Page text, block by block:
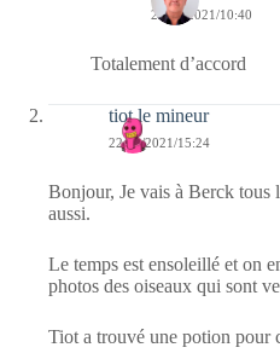
24/01/2021/10:40
Totalement d’accord
tiot le mineur
22/01/2021/15:24
Bonjour, Je vais à Berck tous
aussi.
Le temps est ensoleillé et on
photos des oiseaux qui sont
Tiot a trouvé une potion pour